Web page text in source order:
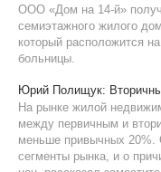
ООО «Дом на 14-й»
семиэтажного жилого
который расположится
больницы.
Юрий Полищук:
На рынке жилой
между первичным и
меньше привычных 20%.
сегменты рынка, и о